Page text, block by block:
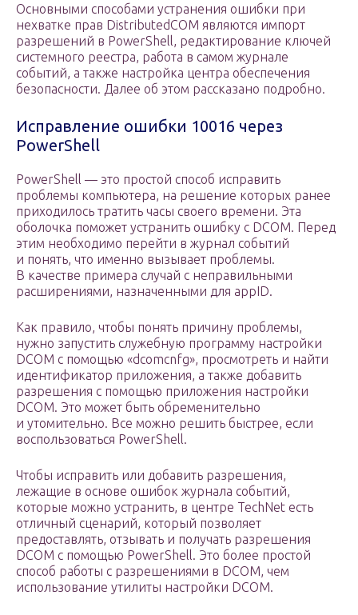
Основными способами устранения ошибки при
нехватке прав DistributedCOM являются импорт
разрешений в PowerShell, редактирование ключей
системного реестра, работа в самом журнале
событий, а также настройка центра обеспечения
безопасности. Далее об этом рассказано подробно.
Исправление ошибки 10016 через
PowerShell
PowerShell — это простой способ исправить
проблемы компьютера, на решение которых ранее
приходилось тратить часы своего времени. Эта
оболочка поможет устранить ошибку с DCOM. Перед
этим необходимо перейти в журнал событий
и понять, что именно вызывает проблемы.
В качестве примера случай с неправильными
расширениями, назначенными для appID.
Как правило, чтобы понять причину проблемы,
нужно запустить служебную программу настройки
DCOM с помощью «dcomcnfg», просмотреть и найти
идентификатор приложения, а также добавить
разрешения с помощью приложения настройки
DCOM. Это может быть обременительно
и утомительно. Все можно решить быстрее, если
воспользоваться PowerShell.
Чтобы исправить или добавить разрешения,
лежащие в основе ошибок журнала событий,
которые можно устранить, в центре TechNet есть
отличный сценарий, который позволяет
предоставлять, отзывать и получать разрешения
DCOM с помощью PowerShell. Это более простой
способ работы с разрешениями в DCOM, чем
использование утилиты настройки DCOM.